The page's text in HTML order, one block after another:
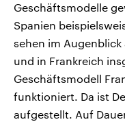
Geschäftsmodelle
Spanien
sehen im Augenblick
und in Frankreich
Geschäftsmodell
funktioniert. Da ist
aufgestellt. Auf